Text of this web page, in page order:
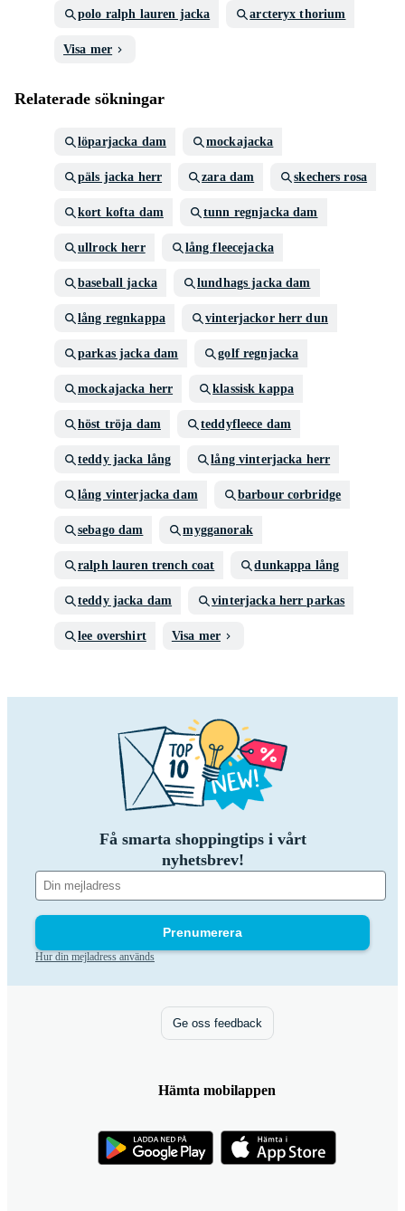
polo ralph lauren jacka arcteryx thorium
Visa mer
Relaterade sökningar
löparjacka dam mockajacka
päls jacka herr zara dam skechers rosa
kort kofta dam tunn regnjacka dam
ullrock herr lång fleecejacka
baseball jacka lundhags jacka dam
lång regnkappa vinterjackor herr dun
parkas jacka dam golf regnjacka
mockajacka herr klassisk kappa
höst tröja dam teddyfleece dam
teddy jacka lång lång vinterjacka herr
lång vinterjacka dam barbour corbridge
sebago dam mygganorak
ralph lauren trench coat dunkappa lång
teddy jacka dam vinterjacka herr parkas
lee overshirt Visa mer
Få smarta shoppingtips i vårt
nyhetsbrev!
Prenumerera
Hur din mejladress används
Ge oss feedback
Hämta mobilappen